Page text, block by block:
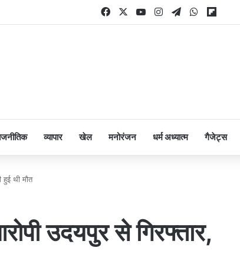
FacebookYouTubeInstagram
TelegramWhatsApp
व्यापार खेल मनोरंजन धर्म अध्यात्म गैजेट्स
हुई थी मौत
उदयपुर से गिरफ्तार,